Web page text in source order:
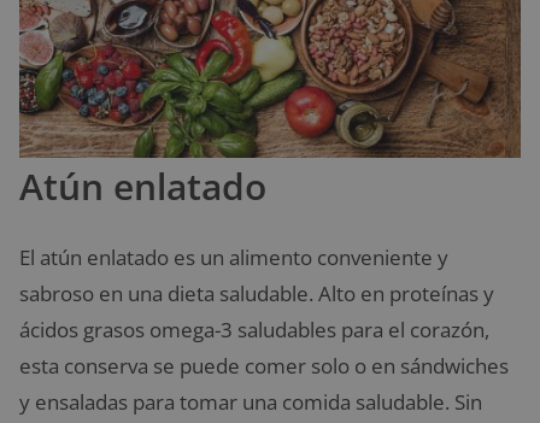
Atún enlatado
El atún enlatado es un alimento conveniente y
sabroso en una dieta saludable. Alto en proteínas y
ácidos grasos omega-3 saludables para el corazón,
esta conserva se puede comer solo o en sándwiches
y ensaladas para tomar una comida saludable. Sin